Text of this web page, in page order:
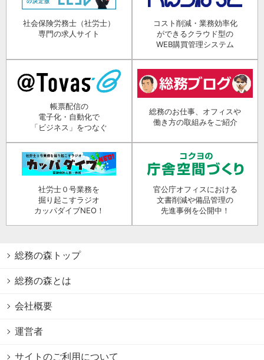
社会保険労務士（社労士）
専門の求人サイト
コスト削減・業務効率化
ができるクラウド型の
WEB購買管理システム
帳票配信の
電子化・自動化で
「ビジネス」をつなぐ
総務のお仕事、オフィスや
働き方の取組みをご紹介
社労士０号業務を
掘り起こすラジオ
カッパダイブNEO！
官公庁オフィスにおける
文書削減や備品管理の
先進事例を公開中！
総務の森トップ
総務の森とは
会社概要
運営者
サイトのご利用について